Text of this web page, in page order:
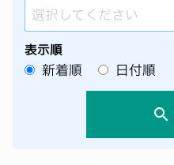
選択してください
表示順
新着順 日付順
search